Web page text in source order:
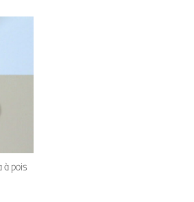
à pois